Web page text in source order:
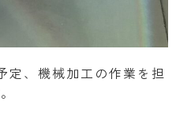
定、機械加工の作業を担